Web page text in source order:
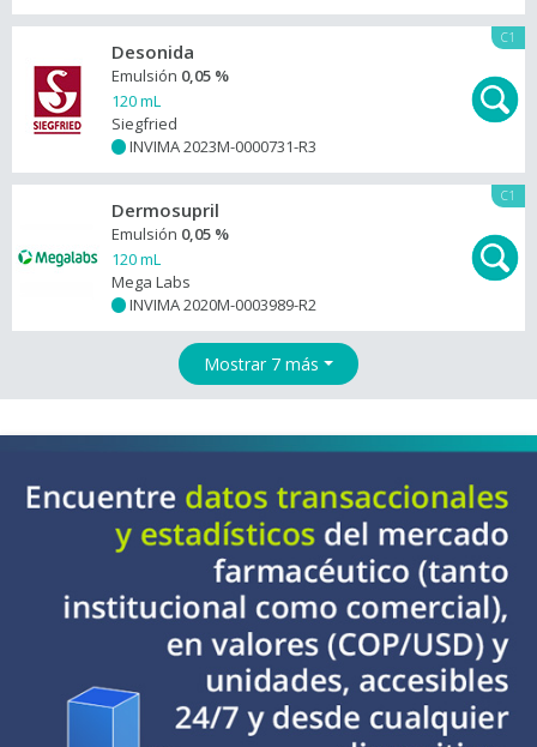
C1
Desonida
Emulsión 0,05 %
120 mL
Siegfried
INVIMA 2023M-0000731-R3
C1
Dermosupril
Emulsión 0,05 %
120 mL
Mega Labs
INVIMA 2020M-0003989-R2
Mostrar 7 más